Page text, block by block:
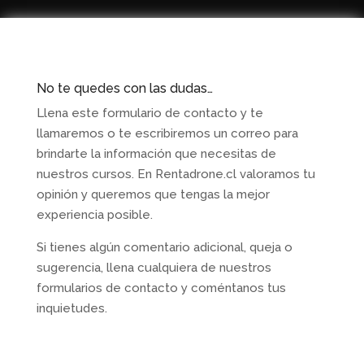
No te quedes con las dudas…
Llena este formulario de contacto y te
llamaremos o te escribiremos un correo para
brindarte la información que necesitas de
nuestros cursos. En Rentadrone.cl valoramos tu
opinión y queremos que tengas la mejor
experiencia posible.
Si tienes algún comentario adicional, queja o
sugerencia, llena cualquiera de nuestros
formularios de contacto y coméntanos tus
inquietudes.